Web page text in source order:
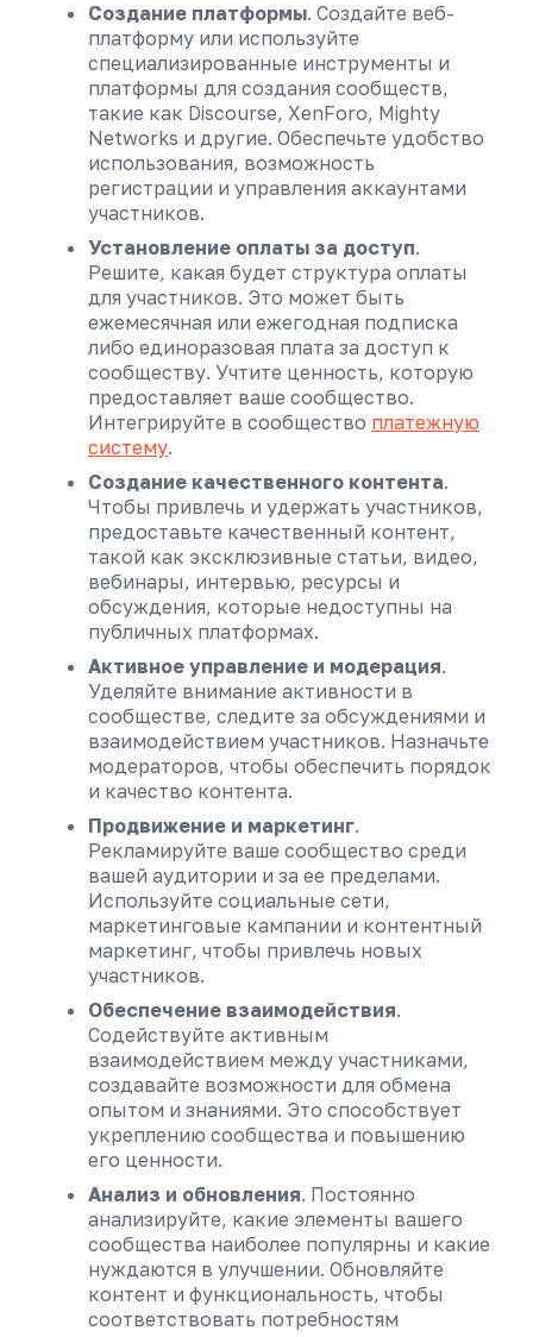
Создание платформы. Создайте веб-
платформу или используйте
специализированные инструменты и
платформы для создания сообществ,
такие как Discourse, XenForo, Mighty
Networks и другие. Обеспечьте удобство
использования, возможность
регистрации и управления аккаунтами
участников.
Установление оплаты за доступ.
Решите, какая будет структура оплаты
для участников. Это может быть
ежемесячная или ежегодная подписка
либо единоразовая плата за доступ к
сообществу. Учтите ценность, которую
предоставляет ваше сообщество.
Интегрируйте в сообщество платежную
систему.
Создание качественного контента.
Чтобы привлечь и удержать участников,
предоставьте качественный контент,
такой как эксклюзивные статьи, видео,
вебинары, интервью, ресурсы и
обсуждения, которые недоступны на
публичных платформах.
Активное управление и модерация.
Уделяйте внимание активности в
сообществе, следите за обсуждениями и
взаимодействием участников. Назначьте
модераторов, чтобы обеспечить порядок
и качество контента.
Продвижение и маркетинг.
Рекламируйте ваше сообщество среди
вашей аудитории и за ее пределами.
Используйте социальные сети,
маркетинговые кампании и контентный
маркетинг, чтобы привлечь новых
участников.
Обеспечение взаимодействия.
Содействуйте активным
взаимодействием между участниками,
создавайте возможности для обмена
опытом и знаниями. Это способствует
укреплению сообщества и повышению
его ценности.
Анализ и обновления. Постоянно
анализируйте, какие элементы вашего
сообщества наиболее популярны и какие
нуждаются в улучшении. Обновляйте
контент и функциональность, чтобы
соответствовать потребностям